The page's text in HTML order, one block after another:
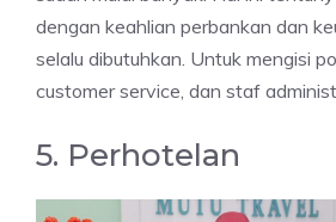
dengan keahlian perbankan dan
selalu dibutuhkan. Untuk mengisi
customer service, dan staf
5. Perhotelan